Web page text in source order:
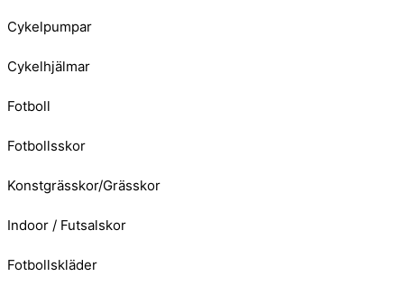
Cykelpumpar
Cykelhjälmar
Fotboll
Fotbollsskor
Konstgrässkor/Grässkor
Indoor / Futsalskor
Fotbollskläder